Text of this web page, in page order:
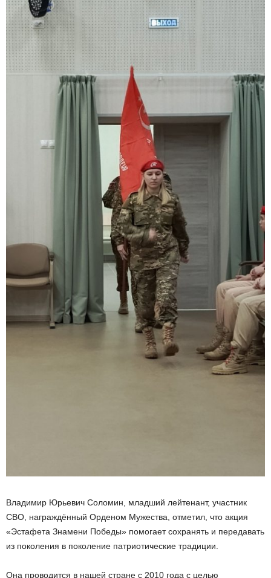
Владимир Юрьевич Соломин, младший лейтенант, участник
СВО, награждённый Орденом Мужества, отметил, что акция
«Эстафета Знамени Победы» помогает сохранять и передавать
из поколения в поколение патриотические традиции.
Она проводится в нашей стране с 2010 года с целью